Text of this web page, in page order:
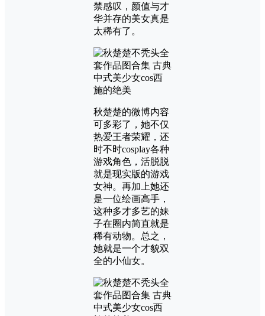
禁感叹，颜值与才
华并存的美女真是
太稀有了。
秋楚楚的微博内容
可多彩了，她不仅
热爱王者荣耀，还
时不时cosplay各种
游戏角色，活脱脱
就是现实版的游戏
女神。再加上她还
是一位绘画高手，
这种多才多艺的妹
子在圈内简直就是
稀有动物。总之，
她就是一个才貌双
全的小仙女。